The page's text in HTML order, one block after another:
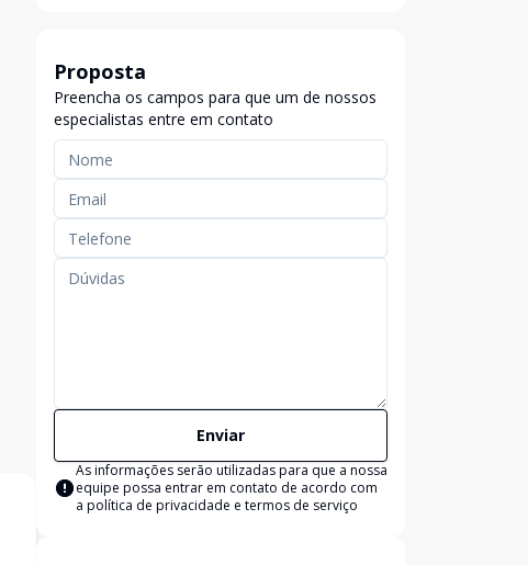
Proposta
Preencha os campos para que um de nossos
especialistas entre em contato
Enviar
As informações serão utilizadas para que a nossa
equipe possa entrar em contato de acordo com
a política de privacidade e termos de serviço